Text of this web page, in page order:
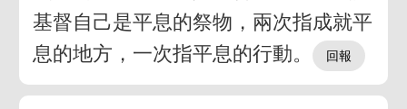
基督自己是平息的祭物，兩次指成就平
息的地方，一次指平息的行動。